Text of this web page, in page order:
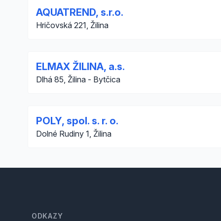
AQUATREND, s.r.o.
Hričovská 221, Žilina
ELMAX ŽILINA, a.s.
Dlhá 85, Žilina - Bytčica
POLY, spol. s. r. o.
Dolné Rudiny 1, Žilina
ODKAZY